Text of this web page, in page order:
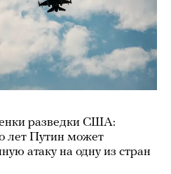
разведки США:
лет Путин может
атаку на одну из стран